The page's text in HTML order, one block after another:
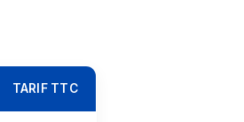
TARIF TTC